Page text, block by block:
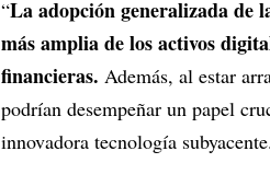
“La adopción generalizada de
más amplia de los activos
financieras. Además, al estar
podrían desempeñar un papel
innovadora tecnología